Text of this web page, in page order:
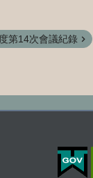
第14次會議紀錄